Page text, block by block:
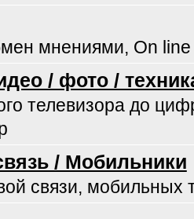
мнениями, On line
/ фото /
телевизора до
/ Мобильники
связи, мобильных